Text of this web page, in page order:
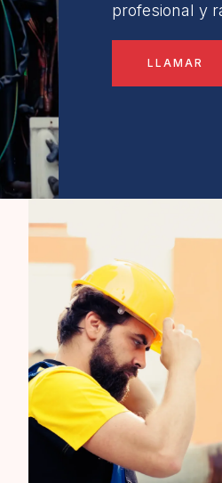
profesional y
LLAMAR